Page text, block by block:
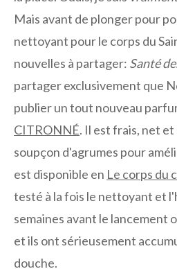
Mais avant de plonger pour
nettoyant pour le corps du
nouvelles à partager: Santé
partager exclusivement que
publier un tout nouveau
CITRONNÉ. Il est frais, net et
soupçon d'agrumes pour
est disponible en Le corps du
testé à la fois le nettoyant et
semaines avant le lancement
et ils ont sérieusement
douche.